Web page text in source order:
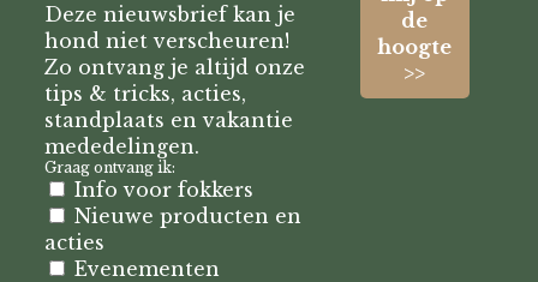
Deze nieuwsbrief kan je
hond niet verscheuren!
Zo ontvang je altijd onze
tips & tricks, acties,
standplaats en vakantie
mededelingen.
Graag ontvang ik:
Info voor fokkers
Nieuwe producten en
acties
Evenementen